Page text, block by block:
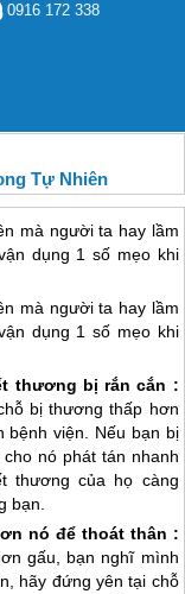
0916 172 338
Tự Nhiên
mà người ta hay lầm
dụng 1 số mẹo khi
mà người ta hay lầm
dụng 1 số mẹo khi
thương bị rắn cắn :
bị thương thấp hơn
bệnh viện. Nếu bạn bị
nó phát tán nhanh
thương của họ càng
bạn.
nó để thoát thân :
gấu, bạn nghĩ mình
hãy đứng yên tại chỗ